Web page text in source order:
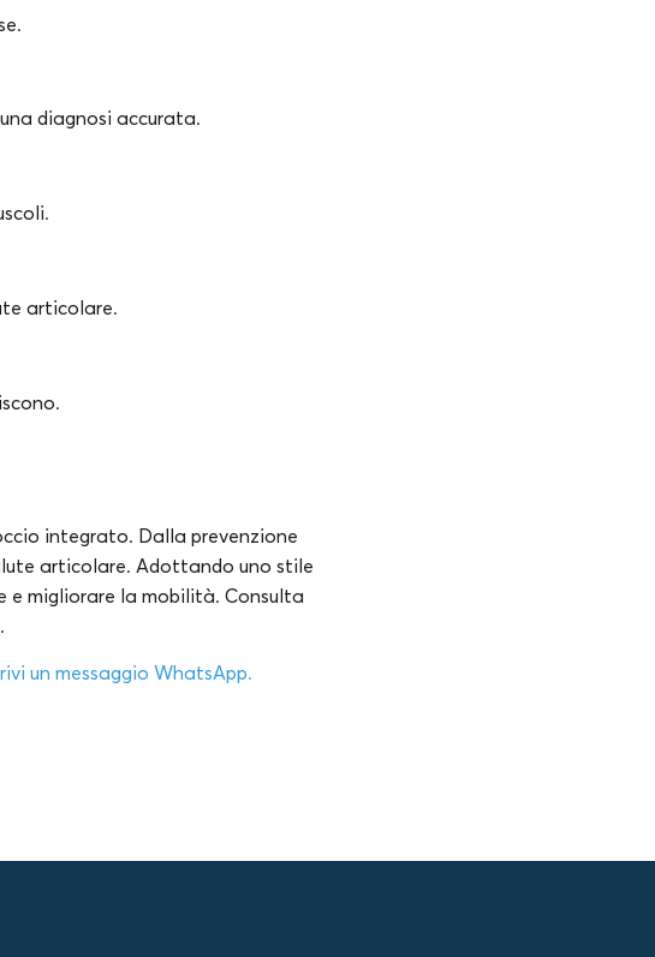
diagnosi accurata.
articolare.
integrato. Dalla prevenzione
articolare. Adottando uno stile
e migliorare la mobilità. Consulta
un messaggio WhatsApp.